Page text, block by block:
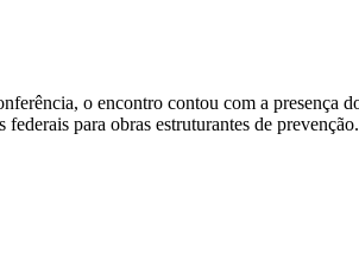
o encontro contou com a presença
federais para obras estruturantes de prevenção.